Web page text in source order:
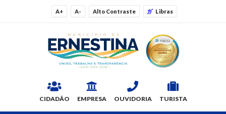
A+ A- Alto Contraste Libras
CIDADÃO EMPRESA OUVIDORIA TURISTA